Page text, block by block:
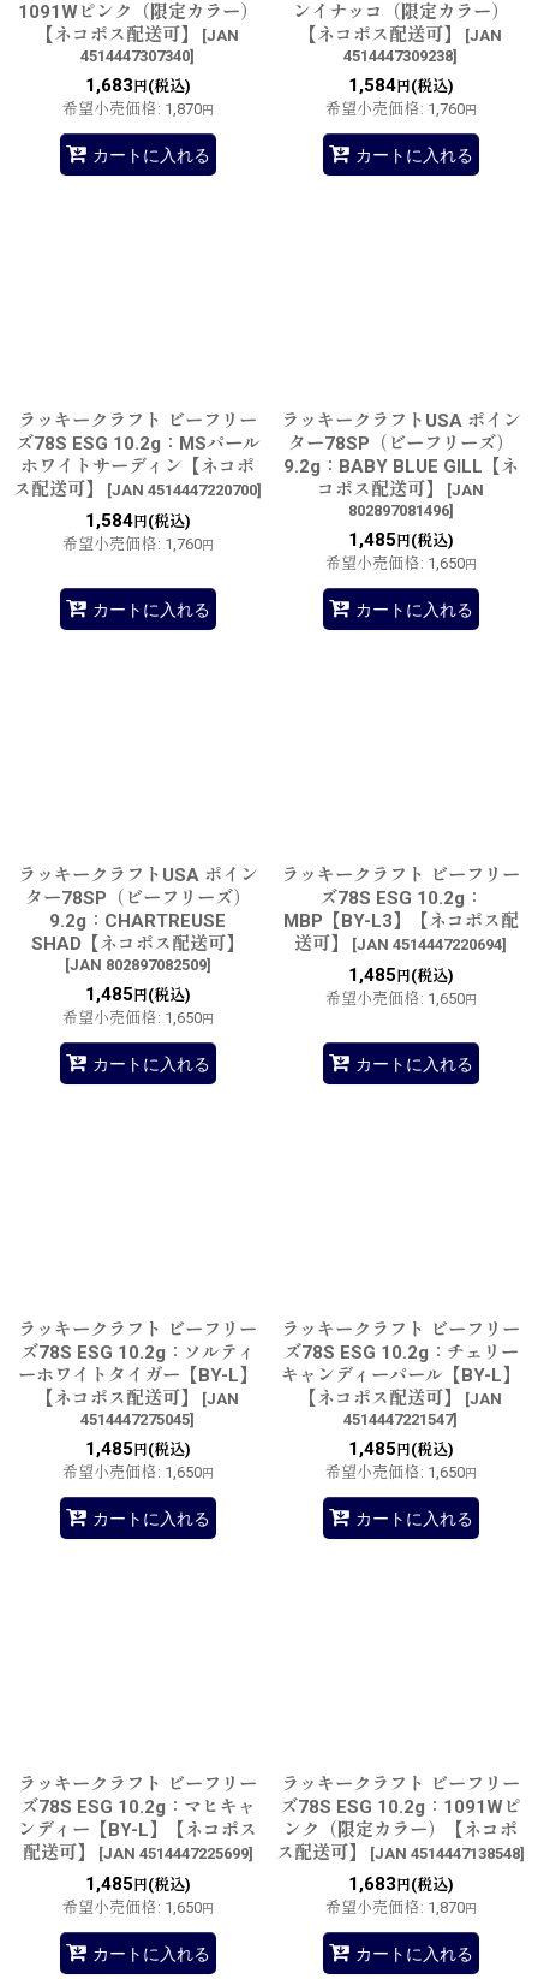
1091Wピンク（限定カラー）
【ネコポス配送可】
[JAN
4514447307340]
1,683 円(税込)
希望小売価格: 1,870円
カートに入れる
ンイナッコ（限定カラー）
【ネコポス配送可】
[JAN
4514447309238]
1,584円(税込)
希望小売価格: 1,760円
カートに入れる
ラッキークラフト ビーフリー
ズ78S ESG 10.2g：MSパール
ホワイトサーディン【ネコポ
ス配送可】
[JAN 4514447220700]
1,584円(税込)
希望小売価格: 1,760円
カートに入れる
ラッキークラフトUSA ポイン
ター78SP（ビーフリーズ）
9.2g：BABY BLUE GILL【ネ
コポス配送可】
[JAN
802897081496]
1,485 円(税込)
希望小売価格: 1,650円
カートに入れる
ラッキークラフトUSA ポイン
ター78SP（ビーフリーズ）
9.2g：CHARTREUSE
SHAD【ネコポス配送可】
[JAN 802897082509]
1,485 円(税込)
希望小売価格: 1,650円
カートに入れる
ラッキークラフト ビーフリー
ズ78S ESG 10.2g：
MBP【BY-L3】【ネコポス配
送可】
[JAN 4514447220694]
1,485 円(税込)
希望小売価格: 1,650円
カートに入れる
ラッキークラフト ビーフリー
ズ78S ESG 10.2g：ソルティ
ーホワイトタイガー【BY-L】
【ネコポス配送可】
[JAN
4514447275045]
1,485 円(税込)
希望小売価格: 1,650円
カートに入れる
ラッキークラフト ビーフリー
ズ78S ESG 10.2g：チェリー
キャンディーパール【BY-L】
【ネコポス配送可】
[JAN
4514447221547]
1,485 円(税込)
希望小売価格: 1,650円
カートに入れる
ラッキークラフト ビーフリー
ズ78S ESG 10.2g：マヒキャ
ンディー【BY-L】【ネコポス
配送可】
[JAN 4514447225699]
1,485 円(税込)
希望小売価格: 1,650円
カートに入れる
ラッキークラフト ビーフリー
ズ78S ESG 10.2g：1091Wピ
ンク（限定カラー）【ネコポ
ス配送可】
[JAN 4514447138548]
1,683 円(税込)
希望小売価格: 1,870円
カートに入れる